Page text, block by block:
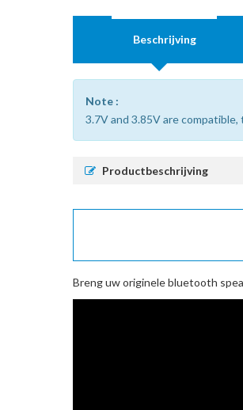
Beschrijving
Note :
3.7V and 3.85V are compatible,
Productbeschrijving
Breng uw originele bluetooth